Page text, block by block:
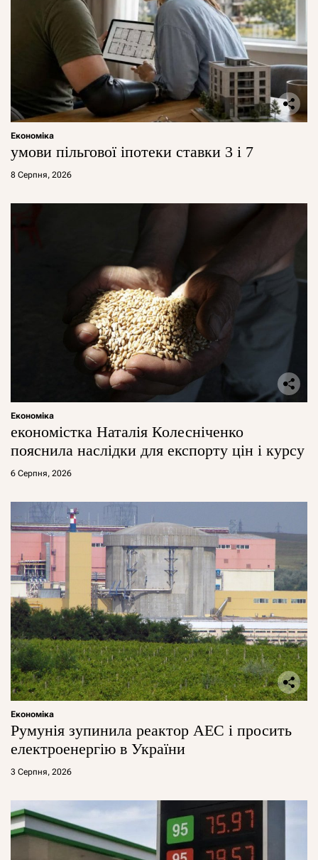
Економіка
умови пільгової іпотеки ставки 3 і 7
8 Серпня, 2026
Економіка
економістка Наталія Колесніченко
пояснила наслідки для експорту цін і курсу
6 Серпня, 2026
Економіка
Румунія зупинила реактор АЕС і просить
електроенергію в України
3 Серпня, 2026